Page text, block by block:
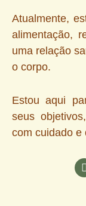
Atualmente,
alimentação,
uma relação
o corpo.
Estou aqui
seus
com cuidado e
I